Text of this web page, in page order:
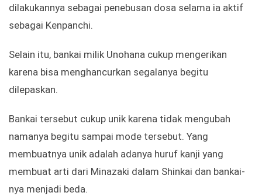
dilakukannya sebagai penebusan dosa selama ia aktif
sebagai Kenpanchi.
Selain itu, bankai milik Unohana cukup mengerikan
karena bisa menghancurkan segalanya begitu
dilepaskan.
Bankai tersebut cukup unik karena tidak mengubah
namanya begitu sampai mode tersebut. Yang
membuatnya unik adalah adanya huruf kanji yang
membuat arti dari Minazaki dalam Shinkai dan bankai-
nya menjadi beda.